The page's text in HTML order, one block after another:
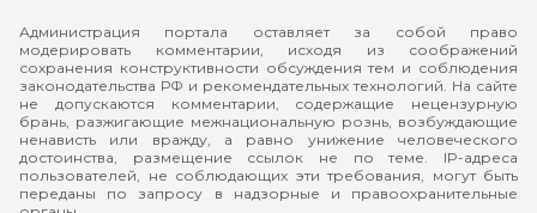
Администрация портала оставляет за собой право
модерировать комментарии, исходя из соображений
сохранения конструктивности обсуждения тем и соблюдения
законодательства РФ и рекомендательных технологий. На сайте
не допускаются комментарии, содержащие нецензурную
брань, разжигающие межнациональную рознь, возбуждающие
ненависть или вражду, а равно унижение человеческого
достоинства, размещение ссылок не по теме. IP-адреса
пользователей, не соблюдающих эти требования, могут быть
переданы по запросу в надзорные и правоохранительные